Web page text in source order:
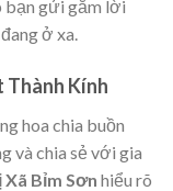
bạn gửi gắm lời
ở xa.
Thành Kính
hoa chia buồn
và chia sẻ với gia
Bỉm Sơn hiểu rõ